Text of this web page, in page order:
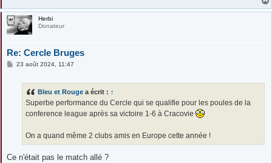
Herbi
Donateur
Re: Cercle Bruges
M23 août 2024, 11:47
Bleu et Rouge a écrit : ↑
Superbe performance du Cercle qui se qualifie pour les poules de la
conference league après sa victoire 1-6 à Cracovie
On a quand même 2 clubs amis en Europe cette année !
Ce n'était pas le match allé ?